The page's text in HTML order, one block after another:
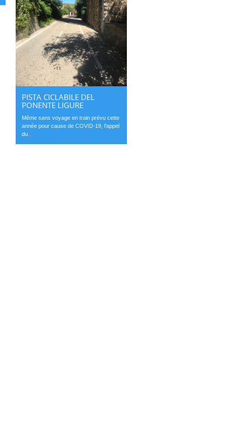
PISTA CICLABILE DEL
PONENTE LIGURE
Même sans voyage en train prévu cette
année pour cause de COVID-19, l’appel
du...